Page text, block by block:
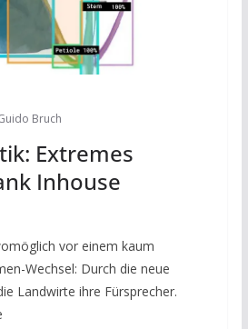
Bruch
Extremes
Inhouse
vor einem kaum
Wechsel: Durch die neue
Landwirte ihre Fürsprecher.